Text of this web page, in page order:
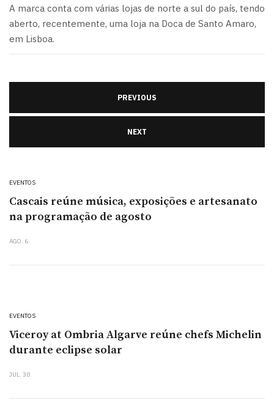
A marca conta com várias lojas de norte a sul do país, tendo
aberto, recentemente, uma loja na Doca de Santo Amaro,
em Lisboa.
PREVIOUS
NEXT
EVENTOS
Cascais reúne música, exposições e artesanato
na programação de agosto
AGO. 6
EVENTOS
Viceroy at Ombria Algarve reúne chefs Michelin
durante eclipse solar
JUL. 30